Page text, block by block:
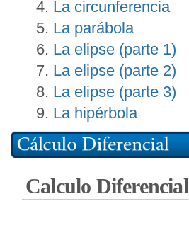
La circunferencia
La parábola
La elipse (parte 1)
La elipse (parte 2)
La elipse (parte 3)
La hipérbola
Calculo Diferencial